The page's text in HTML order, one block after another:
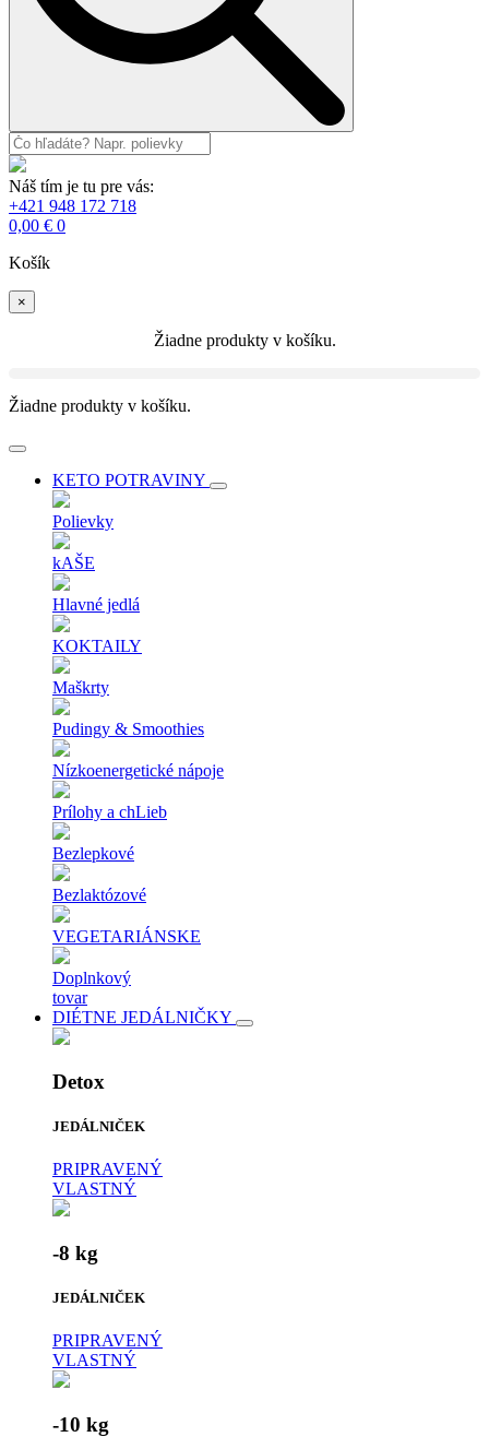
Náš tím je tu pre vás:
+421 948 172 718
0,00 € 0
Košík
×
Žiadne produkty v košíku.
Žiadne produkty v košíku.
KETO POTRAVINY
Polievky
kAŠE
Hlavné jedlá
KOKTAILY
Maškrty
Pudingy & Smoothies
Nízkoenergetické nápoje
Prílohy a chLieb
Bezlepkové
Bezlaktózové
VEGETARIÁNSKE
Doplnkový
tovar
DIÉTNE JEDÁLNIČKY
Detox
JEDÁLNIČEK
PRIPRAVENÝ
VLASTNÝ
-8 kg
JEDÁLNIČEK
PRIPRAVENÝ
VLASTNÝ
-10 kg